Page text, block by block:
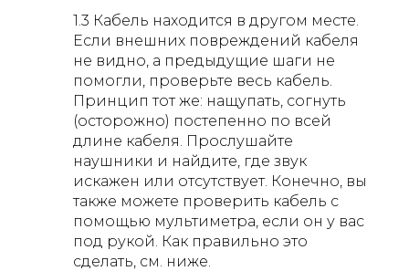
1.3 Кабель находится в другом месте.
Если внешних повреждений кабеля
не видно, а предыдущие шаги не
помогли, проверьте весь кабель.
Принцип тот же: нащупать, согнуть
(осторожно) постепенно по всей
длине кабеля. Прослушайте
наушники и найдите, где звук
искажен или отсутствует. Конечно, вы
также можете проверить кабель с
помощью мультиметра, если он у вас
под рукой. Как правильно это
сделать, см. ниже.